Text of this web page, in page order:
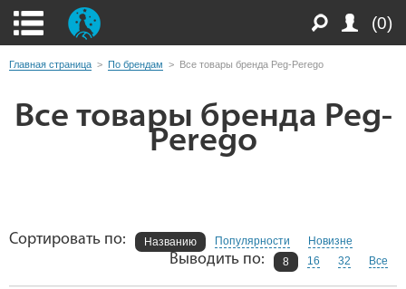
(0)
Главная страница > По брендам > Все товары бренда Peg-Perego
Все товары бренда Peg-
Perego
Сортировать по: Названию Популярности Новизне
Выводить по: 8 16 32 Все